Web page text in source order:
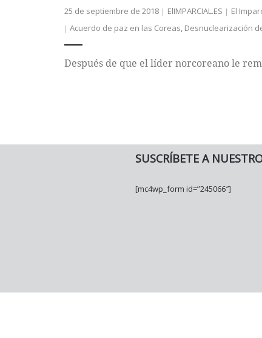
25 de septiembre de 2018 ElIMPARCIAL.ES
El
Acuerdo de paz en las Coreas, Desnuclearización
Después de que el líder norcoreano le
SUSCRÍBETE A
[mc4wp_form id=”245066″]